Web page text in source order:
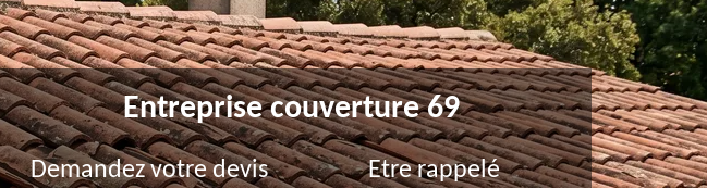
Entreprise couverture 69
Demandez votre devis
Etre rappelé